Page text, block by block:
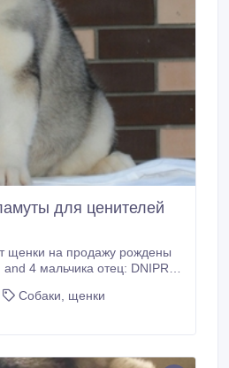
для ценителей
щенки на продажу рождены
4 мальчика отец: DNIPRO-
BEST PUPPY
(Kiev) BEST JUNIOR
RUSSIA Кандидат в
Собаки, щенки